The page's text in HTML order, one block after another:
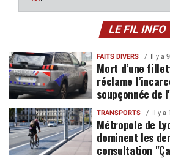
LE FIL INFO
FAITS DIVERS Il y a
Mort d’une
réclame
soupçonnée de
TRANSPORTS Il y a
Métropole de
dominent les
consultation